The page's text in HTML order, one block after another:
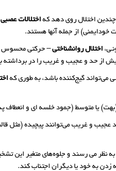
چندین اختلال روی دهد کهاختلالات
خودایمنی) از جمله آنها هستند.
اختلال روانشناختی– حرکتی محسوس
از حد و عجیب‌ و غریب را در برداشته
می‌تواند گیج‌کننده باشد، به طوری که
یا متوسط (جمود خلسه ­ای و
عجیب و غریب می­‌توانند پیچیده (مثل
به نظر می ‌رسند و جلوه‌های متغیر این
زدن به خود یا دیگران اجتناب کند.